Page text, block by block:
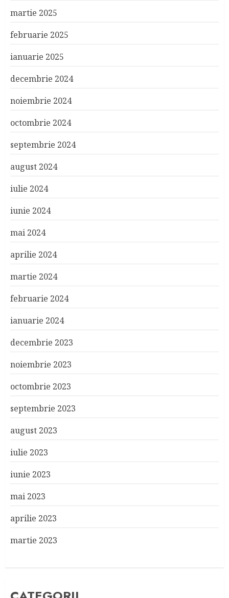
martie 2025
februarie 2025
ianuarie 2025
decembrie 2024
noiembrie 2024
octombrie 2024
septembrie 2024
august 2024
iulie 2024
iunie 2024
mai 2024
aprilie 2024
martie 2024
februarie 2024
ianuarie 2024
decembrie 2023
noiembrie 2023
octombrie 2023
septembrie 2023
august 2023
iulie 2023
iunie 2023
mai 2023
aprilie 2023
martie 2023